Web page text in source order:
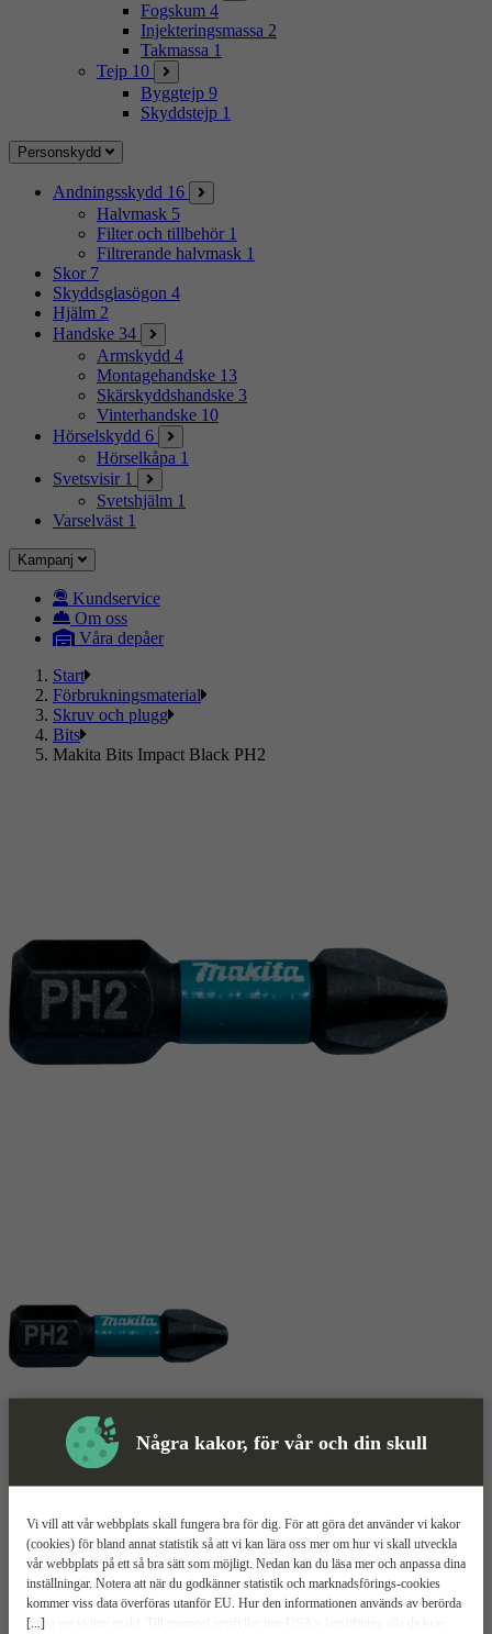
Några kakor, för vår och din skull
[...]
Vi vill att vår webbplats skall fungera bra för dig. För att göra det använder vi kakor
(cookies) för bland annat statistik så att vi kan lära oss mer om hur vi skall utveckla
vår webbplats på ett så bra sätt som möjligt. Nedan kan du läsa mer och anpassa dina
inställningar. Notera att när du godkänner statistik och marknadsförings-cookies
kommer viss data överföras utanför EU. Hur den informationen används av berörda
bolag vet vi inte exakt. Till exempel uppfyller inte USA:s lagstiftning alla de krav
Fogskum 4
Injekteringsmassa 2
Takmassa 1
Tejp 10
Byggtejp 9
Skyddstejp 1
Personskydd
Andningsskydd 16
Halvmask 5
Filter och tillbehör 1
Filtrerande halvmask 1
Skor 7
Skyddsglasögon 4
Hjälm 2
Handske 34
Armskydd 4
Montagehandske 13
Skärskyddshandske 3
Vinterhandske 10
Hörselskydd 6
Hörselkåpa 1
Svetsvisir 1
Svetshjälm 1
Varselväst 1
Kampanj
Kundservice
Om oss
Våra depåer
Start
Förbrukningsmaterial
Skruv och plugg
Bits
Makita Bits Impact Black PH2
Mer information
Makita Impact Black PH2
Lång livslängd
PH2-mönster
För slagskruvdragare